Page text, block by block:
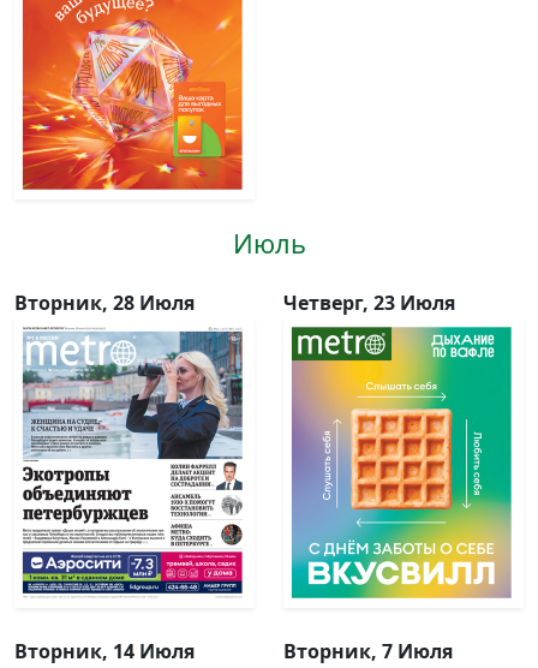
Июль
Вторник, 28 Июля Четверг, 23 Июля
Вторник, 14 Июля Вторник, 7 Июля